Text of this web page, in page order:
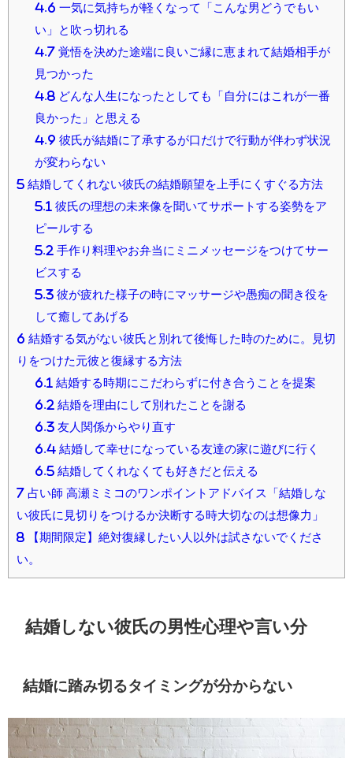
4.6 一気に気持ちが軽くなって「こんな男どうでもい
い」と吹っ切れる
4.7覚悟を決めた途端に良いご縁に恵まれて結婚相手が
見つかった
4.8どんな人生になったとしても「自分にはこれが一番
良かった」と思える
4.9 彼氏が結婚に了承するが口だけで行動が伴わず状況
が変わらない
5 結婚してくれない彼氏の結婚願望を上手にくすぐる方法
5.1 彼氏の理想の未来像を聞いてサポートする姿勢をア
ピールする
5.2 手作り料理やお弁当にミニメッセージをつけてサー
ビスする
5.3彼が疲れた様子の時にマッサージや愚痴の聞き役を
して癒してあげる
6 結婚する気がない彼氏と別れて後悔した時のために。見切
りをつけた元彼と復縁する方法
6.1 結婚する時期にこだわらずに付き合うことを提案
6.2 結婚を理由にして別れたことを謝る
6.3友人関係からやり直す
6.4結婚して幸せになっている友達の家に遊びに行く
6.5結婚してくれなくても好きだと伝える
7 占い師 高瀬ミミコのワンポイントアドバイス「結婚しな
い彼氏に見切りをつけるか決断する時大切なのは想像力」
8 【期間限定】絶対復縁したい人以外は試さないでくださ
い。
結婚しない彼氏の男性心理や言い分
結婚に踏み切るタイミングが分からない